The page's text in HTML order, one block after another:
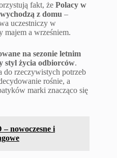
fakt, że Polacy w
z domu –
uczestniczy w
majem a wrześniem.
na sezonie letnim
styl życia odbiorców.
do rzeczywistych potrzeb
rośnie, a
marki znacząco się
nowoczesne i